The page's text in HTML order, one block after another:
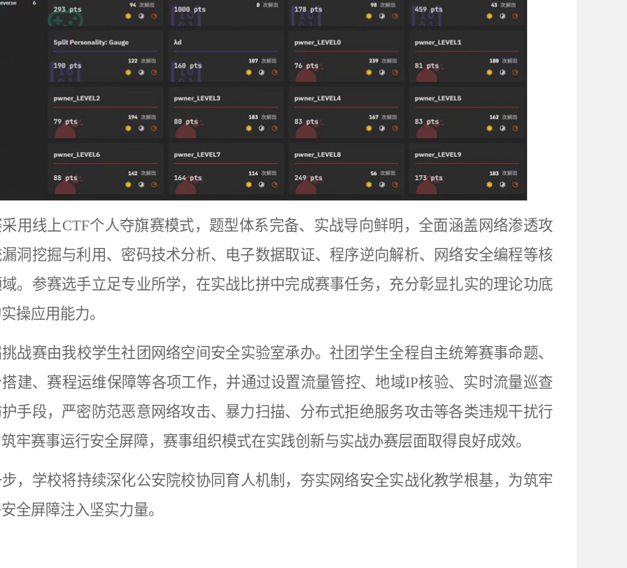
用线上CTF个人夺旗赛模式，题型体系完备、实战导向鲜明，全面涵盖网络渗透攻
洞挖掘与利用、密码技术分析、电子数据取证、程序逆向解析、网络安全编程等核
。参赛选手立足专业所学，在实战比拼中完成赛事任务，充分彰显扎实的理论功底
操应用能力。
战赛由我校学生社团网络空间安全实验室承办。社团学生全程自主统筹赛事命题、
建、赛程运维保障等各项工作，并通过设置流量管控、地域IP核验、实时流量巡查
手段，严密防范恶意网络攻击、暴力扫描、分布式拒绝服务攻击等各类违规干扰行
牢赛事运行安全屏障，赛事组织模式在实践创新与实战办赛层面取得良好成效。
，学校将持续深化公安院校协同育人机制，夯实网络安全实战化教学根基，为筑牢
全屏障注入坚实力量。